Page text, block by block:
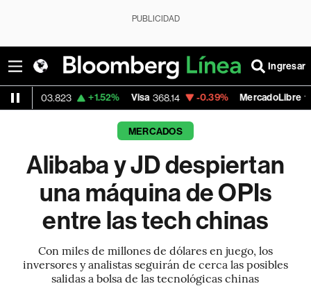
PUBLICIDAD
Ingresar
+1.52% Visa 368.14 -0.39% MercadoLibre 1,916.71
MERCADOS
Alibaba y JD despiertan
una máquina de OPIs
entre las tech chinas
Con miles de millones de dólares en juego, los
inversores y analistas seguirán de cerca las posibles
salidas a bolsa de las tecnológicas chinas